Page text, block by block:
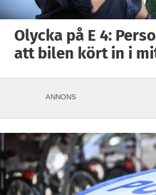
Olycka på E 4:
att bilen kört in i
ANNONS